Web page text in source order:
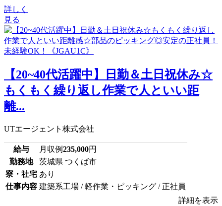
詳しく
見る
【20~40代活躍中】日勤＆土日祝休み☆
もくもく繰り返し作業で人といい距
離...
UTエージェント株式会社
給与 月収例235,000円
勤務地
茨城県 つくば市
寮・社宅 あり
仕事内容 建築系工場 / 軽作業・ピッキング / 正社員
詳細を表示